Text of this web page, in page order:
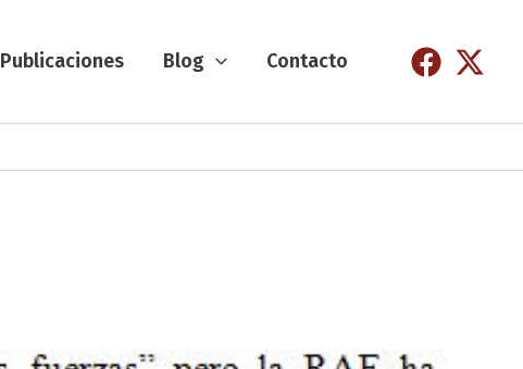
Publicaciones Blog Contacto